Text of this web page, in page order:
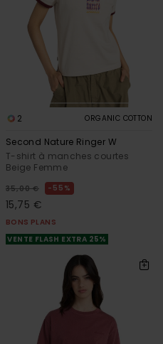
2 ORGANIC COTTON
Second Nature Ringer W
T-shirt à manches courtes
Beige Femme
35,00 € 55%
15,75 €
BONS PLANS
VENTE FLASH EXTRA 25%